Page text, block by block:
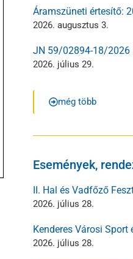
Áramszüneti értesítő:
2026. augusztus 3.
JN 59/02894-18/2026
2026. július 29.
még több
Események,
II. Hal és Vadfőző
2026. július 28.
Kenderes Városi
2026. július 28.